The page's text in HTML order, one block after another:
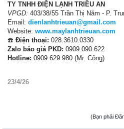
TY TNHH ĐIỆN LẠNH TRIỀU AN
VPGD: 403/38/55 Trần Thị Năm - P.
Email: dienlanhtrieuan@gmail.com
Website: www.maylanhtrieuan.com
☎️ Điện thoại: 028.3610.0330
Zalo báo giá PKD: 0909.090.622
Hotline: 0909 629 980 (Mr. Công)
23/4/26
(Bạn phải